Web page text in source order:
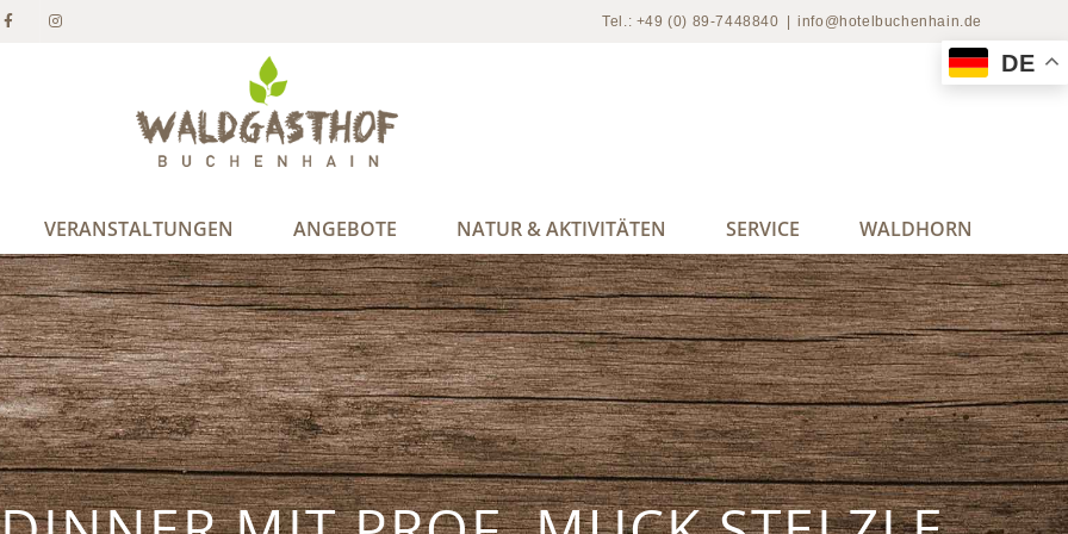
Tel.: +49 (0) 89-7448840 info@hotelbuchenhain.de
VERANSTALTUNGEN ANGEBOTE NATUR & AKTIVITÄTEN SERVICE WALDHORN
DE